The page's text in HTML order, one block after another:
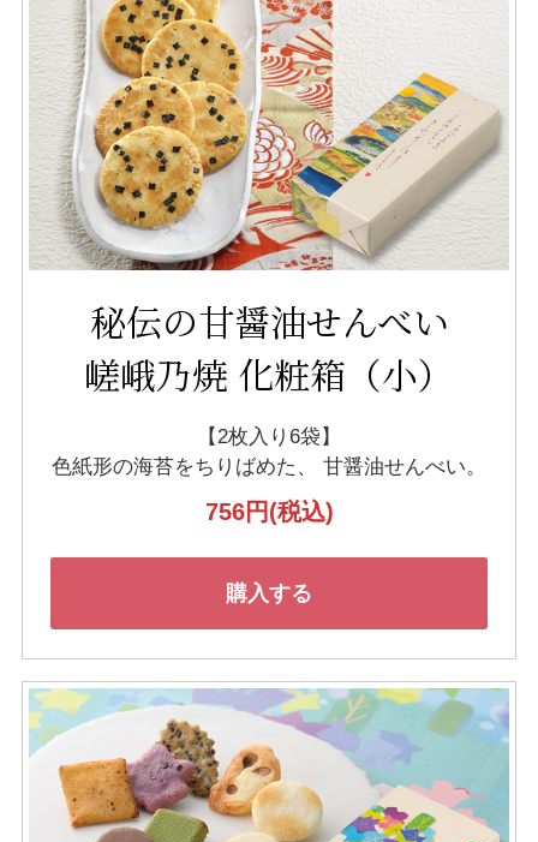
秘伝の甘醤油せんべい
嵯峨乃焼 化粧箱（小）
【2枚入り6袋】
色紙形の海苔をちりばめた、
甘醤油せんべい。
756円(税込)
購入する